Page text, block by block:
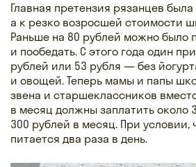
Главная претензия рязанцев
а к резко возросшей стоимости
Раньше на 80 рублей можно было
и пообедать. С этого года один
рублей или 53 рубля — без
и овощей. Теперь мамы и папы
звена и старшеклассников
в месяц должны заплатить около
300 рублей в месяц. При условии,
питается два раза в день.